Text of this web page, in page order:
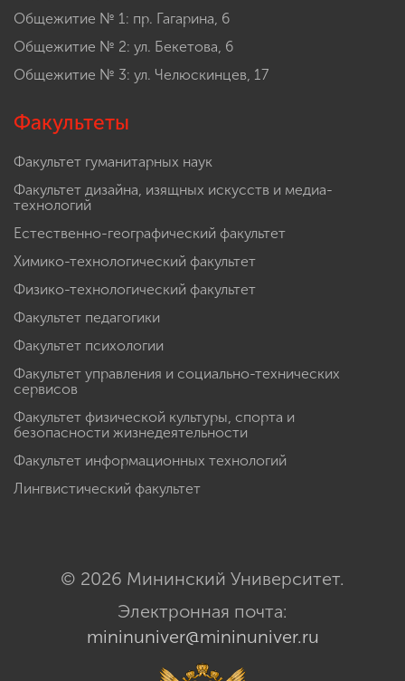
Общежитие № 1: пр. Гагарина, 6
Общежитие № 2: ул. Бекетова, 6
Общежитие № 3: ул. Челюскинцев, 17
Факультеты
Факультет гуманитарных наук
Факультет дизайна, изящных искусств и медиа-
технологий
Естественно-географический факультет
Химико-технологический факультет
Физико-технологический факультет
Факультет педагогики
Факультет психологии
Факультет управления и социально-технических
сервисов
Факультет физической культуры, спорта и
безопасности жизнедеятельности
Факультет информационных технологий
Лингвистический факультет
© 2026 Мининский Университет.
Электронная почта:
mininuniver@mininuniver.ru